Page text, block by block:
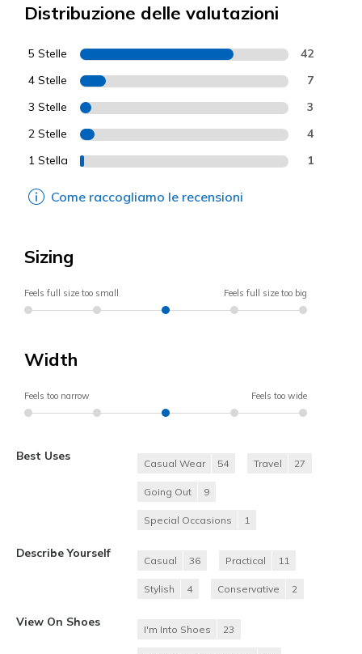
Distribuzione delle valutazioni
5 Stelle 42
4 Stelle 7
3 Stelle 3
2 Stelle 4
1 Stella 1
Come raccogliamo le recensioni
Sizing
Feels full size too small Feels full size too big
Width
Feels too narrow Feels too wide
Best Uses
Casual Wear 54 Travel 27
Going Out 9
Special Occasions 1
Describe Yourself
Casual 36 Practical 11
Stylish 4 Conservative 2
View On Shoes
I'm Into Shoes 23